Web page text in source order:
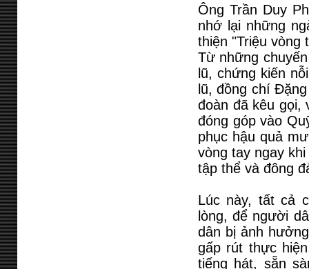
Ông Trần Duy
nhớ lại những
thiện "Triệu vòng
Từ những
lũ, chứng kiến
lũ, đồng chí
đoàn đã kêu gọi,
đóng góp vào
phục hậu quả
vòng tay ngay
tập thể và đông
Lúc này, tất cả
lòng, để người
dân bị ảnh
gấp rút thực
tiếng hát, sẵn